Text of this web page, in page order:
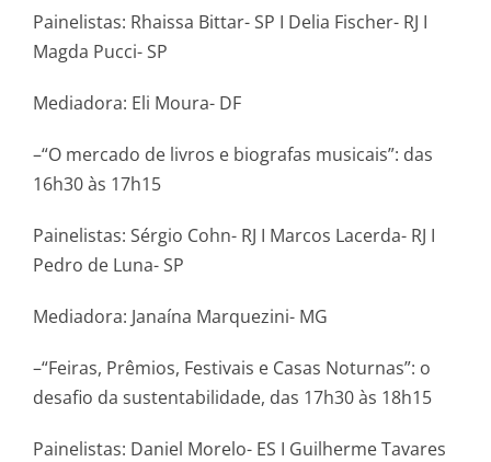
Painelistas: Rhaissa Bittar- SP I Delia Fischer- RJ I
Magda Pucci- SP
Mediadora: Eli Moura- DF
–“O mercado de livros e biografas musicais”: das
16h30 às 17h15
Painelistas: Sérgio Cohn- RJ I Marcos Lacerda- RJ I
Pedro de Luna- SP
Mediadora: Janaína Marquezini- MG
–“Feiras, Prêmios, Festivais e Casas Noturnas”: o
desafio da sustentabilidade, das 17h30 às 18h15
Painelistas: Daniel Morelo- ES I Guilherme Tavares